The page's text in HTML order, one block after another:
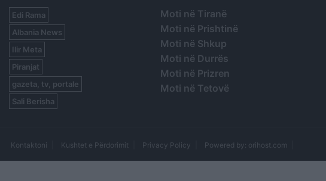
Edi Rama
Albania News
Ilir Meta
Piranjat
gazeta, tv, portale
Sali Berisha
Moti në Tiranë
Moti në Prishtinë
Moti në Shkup
Moti në Durrës
Moti në Prizren
Moti në Tetovë
Kontaktoni Kushtet e Përdorimit Privacy Policy Powered by: orihost.com